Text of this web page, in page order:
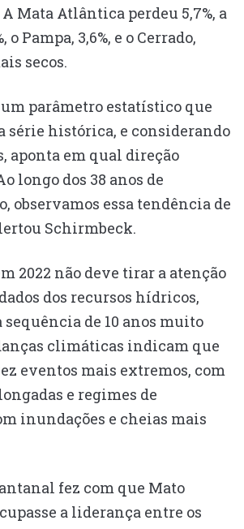
A Mata Atlântica perdeu 5,7%, a
o Pampa, 3,6%, e o Cerrado,
secos.
parâmetro estatístico que
série histórica, e considerando
aponta em qual direção
longo dos 38 anos de
observamos essa tendência de
Schirmbeck.
2022 não deve tirar a atenção
dos recursos hídricos,
de 10 anos muito
climáticas indicam que
eventos mais extremos, com
e regimes de
inundações e cheias mais
fez com que Mato
a liderança entre os